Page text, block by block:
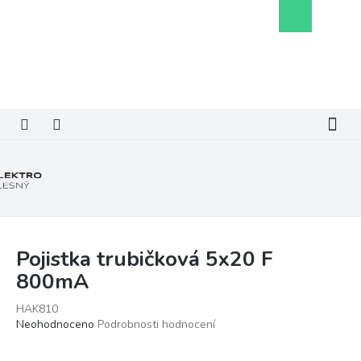
košík
Pojistka trubičková 5x20 F
800mA
HAK810
Průměrné
Neohodnoceno Podrobnosti hodnocení